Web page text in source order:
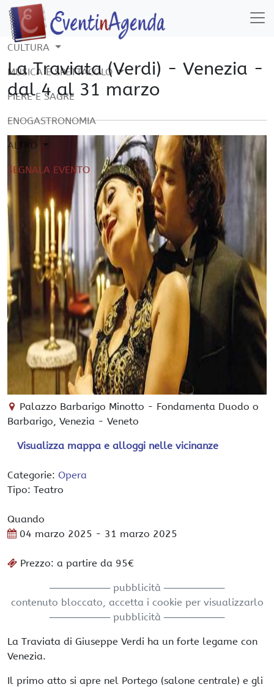
CULTURA
MUSICA E SPETTACOLO
FIERE E SAGRE
ENOGASTRONOMIA
ALTRO
SEGNALA EVENTO
La Traviata (Verdi) - Venezia -
dal 4 al 31 marzo
Palazzo Barbarigo Minotto - Fondamenta Duodo o
Barbarigo, Venezia - Veneto
Visualizza mappa e alloggi nelle vicinanze
Categorie: Opera
Tipo: Teatro
Quando
04 marzo 2025 - 31 marzo 2025
Prezzo: a partire da 95€
───────── pubblicità ─────────
contenuto bloccato, accetta i cookie per visualizzarlo
───────── pubblicità ─────────
La Traviata di Giuseppe Verdi ha un forte legame con
Venezia.
Il primo atto si apre nel Portego (salone centrale) e gli